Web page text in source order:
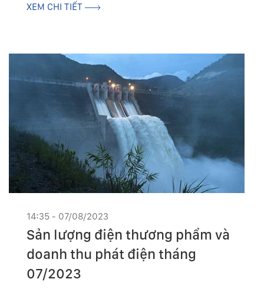
XEM CHI TIẾT
14:35 - 07/08/2023
Sản lượng điện thương phẩm và
doanh thu phát điện tháng
07/2023